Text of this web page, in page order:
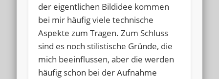
der eigentlichen Bildidee kommen
bei mir häufig viele technische
Aspekte zum Tragen. Zum Schluss
sind es noch stilistische Gründe, die
mich beeinflussen, aber die werden
häufig schon bei der Aufnahme